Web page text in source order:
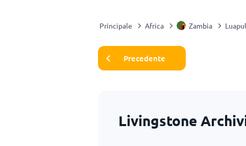
Principale Africa Zambia
Precedente
Livingstone